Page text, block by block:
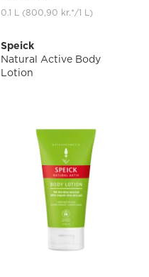
0.1 L (800,90 kr.*/1 L)
Speick
Natural Active Body
Lotion